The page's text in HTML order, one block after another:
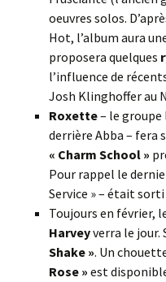
oeuvres solos.
Hot, l’album aura
proposera quelques
l’influence de
Josh Klinghoffer au
Roxette– le groupe
derrière Abba – fera
« Charm School »
Pour rappel le
Service » – était sorti
Toujours en février,
Harveyverra le jour.
Shake ». Un
Rose » est